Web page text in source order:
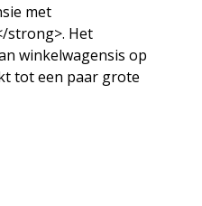
met
strong>. Het
winkelwagensis op
tot een paar grote